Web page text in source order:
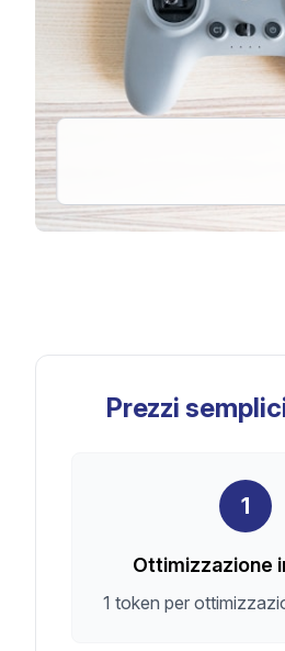
Prezzi
1
Ottimizzazione
1 token per